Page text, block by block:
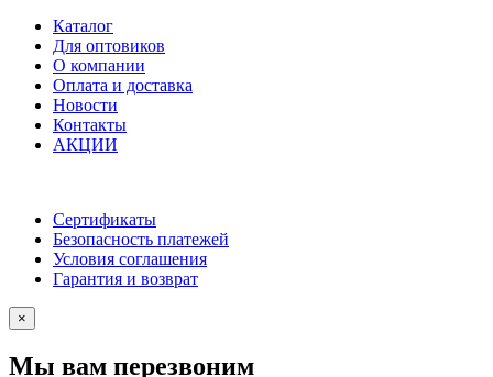
Каталог
Для оптовиков
О компании
Оплата и доставка
Новости
Контакты
АКЦИИ
Сертификаты
Безопасность платежей
Условия соглашения
Гарантия и возврат
×
Мы вам перезвоним